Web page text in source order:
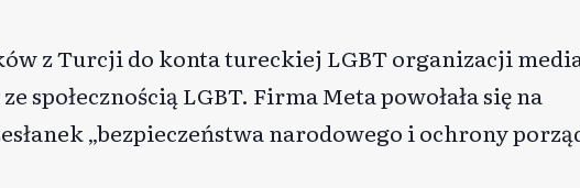
z Turcji do konta tureckiej LGBT organizacji
LGBT. Firma Meta powołała się na
„bezpieczeństwa narodowego i ochrony